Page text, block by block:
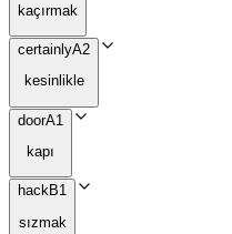
kaçırmak
certainlyA2
kesinlikle
doorA1
kapı
hackB1
sızmak